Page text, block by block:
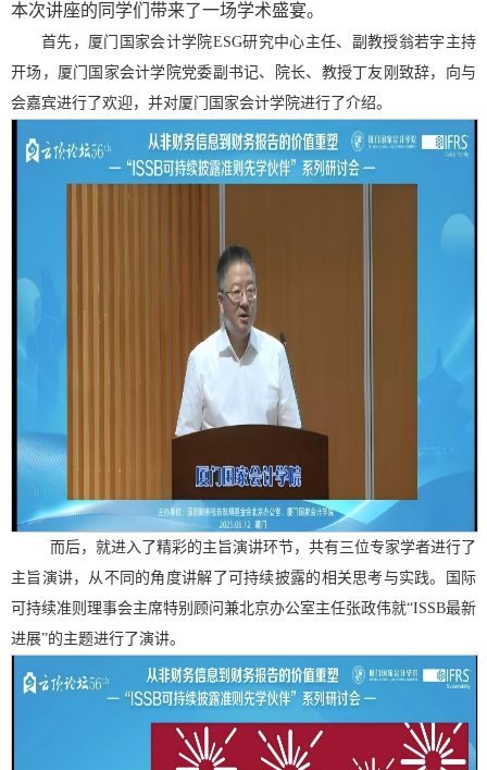
本次讲座的同学们带来了一场学术盛宴。
首先，厦门国家会计学院ESG研究中心主任、副教授翁若宇主持
开场，厦门国家会计学院党委副书记、院长、教授丁友刚致辞，向与
会嘉宾进行了欢迎，并对厦门国家会计学院进行了介绍。
而后，就进入了精彩的主旨演讲环节，共有三位专家学者进行了
主旨演讲，从不同的角度讲解了可持续披露的相关思考与实践。国际
可持续准则理事会主席特别顾问兼北京办公室主任张政伟就“ISSB最新
进展”的主题进行了演讲。